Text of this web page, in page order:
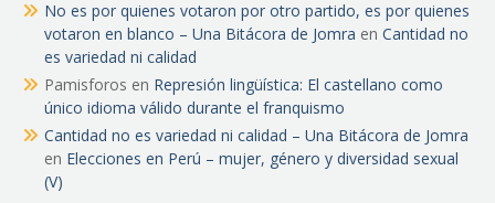
No es por quienes votaron por otro partido, es por quienes
votaron en blanco – Una Bitácora de Jomra en Cantidad no
es variedad ni calidad
Pamisforos en Represión lingüística: El castellano como
único idioma válido durante el franquismo
Cantidad no es variedad ni calidad – Una Bitácora de Jomra
en Elecciones en Perú – mujer, género y diversidad sexual
(V)